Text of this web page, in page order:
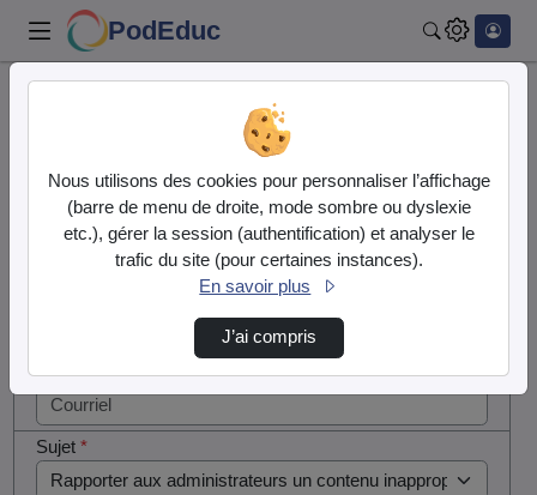
PodEduc
Contactez nous
Votre message
Courriel*
Sujet*
si vous
êtes un
humain en
Nous utilisons des cookies pour personnaliser l’affichage
(barre de menu de droite, mode sombre ou dyslexie
etc.), gérer la session (authentification) et analyser le
trafic du site (pour certaines instances).
En savoir plus
J’ai compris